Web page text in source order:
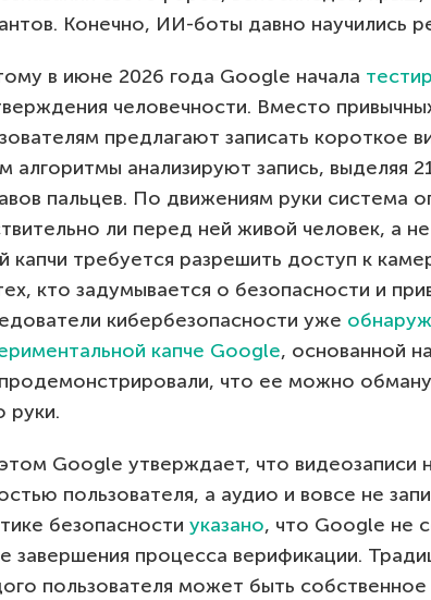
Конечно, ИИ-боты давно научились
в июне 2026 года Google начала
человечности. Вместо
предлагают записать короткое
алгоритмы анализируют запись, выделяя
пальцев. По движениям руки система
ли перед ней живой человек, а
капчи требуется разрешить доступ к
кто задумывается о безопасности и
кибербезопасности уже
капче Google, основанной
что ее можно
руки.
Google утверждает, что видеозаписи
пользователя, а аудио и вовсе не
безопасности указано, что Google не
завершения процесса верификации.
пользователя может быть